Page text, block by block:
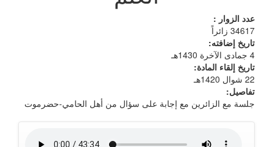
عدد الزوار :
34617 زائراً
تاريخ إضافته:
4 جمادى الآخرة 1430هـ
تاريخ إلقاء المادة:
22 شوال 1420هـ
تفاصيل:
جلسة مع الزائرين مع إجابة على سؤال من أهل الحامي-حضرموت